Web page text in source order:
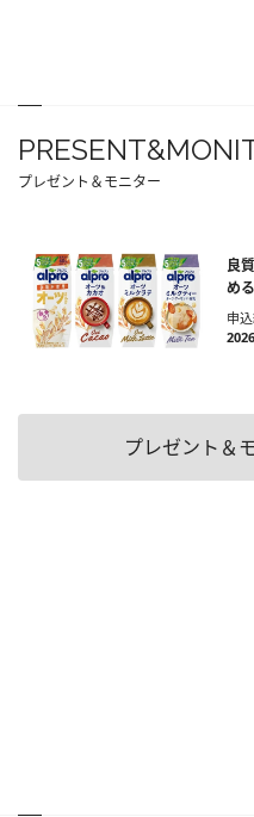
プレゼント＆モニター
良
め
申
プレゼント＆